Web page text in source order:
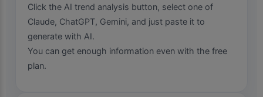
Click the AI trend analysis button, select one of
Claude, ChatGPT, Gemini, and just paste it to
generate with AI.
You can get enough information even with the free
plan.